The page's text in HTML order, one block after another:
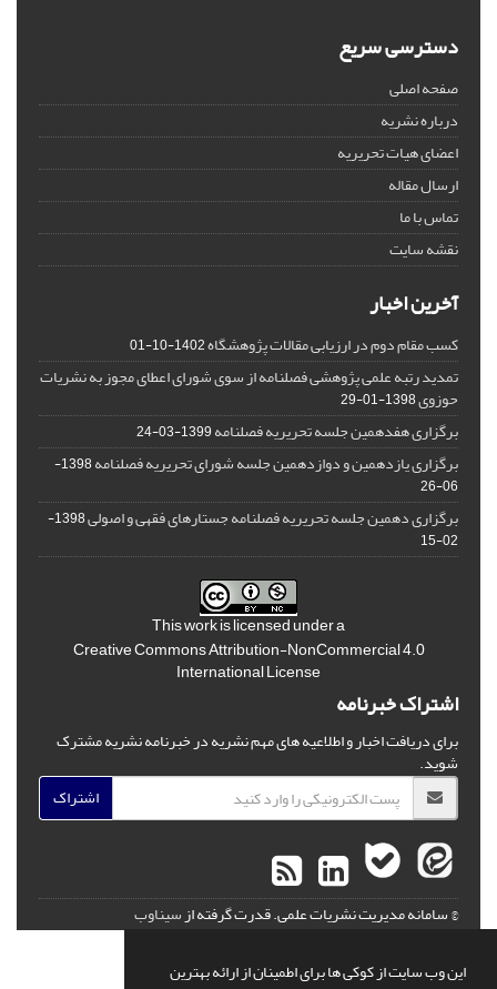
این وب سایت از کوکی ها برای اطمینان از ارائه بهترین
دسترسی سریع
صفحه اصلی
درباره نشریه
اعضای هیات تحریریه
ارسال مقاله
تماس با ما
نقشه سایت
آخرین اخبار
کسب مقام دوم در ارزیابی مقالات پژوهشگاه1402-10-01
تمدید رتبه علمی پژوهشی فصلنامه از سوی شورای اعطای مجوز به نشریات
حوزوی1398-01-29
برگزاری هفدهمین جلسه تحریریه فصلنامه1399-03-24
برگزاری یازدهمین و دوازدهمین جلسه شورای تحریریه فصلنامه
1398-
06-26
برگزاری دهمین جلسه تحریریه فصلنامه جستارهای فقهی و اصولی
1398-
02-15
This work is licensed under a
Creative Commons Attribution-NonCommercial 4.0
International License
اشتراک خبرنامه
برای دریافت اخبار و اطلاعیه های مهم نشریه در خبرنامه نشریه مشترک
شوید.
اشتراک
© سامانه مدیریت نشریات علمی.قدرت گرفته ازسیناوب